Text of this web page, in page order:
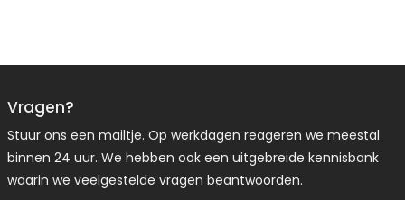
Vragen?
Stuur ons een mailtje. Op werkdagen reageren we meestal
binnen 24 uur. We hebben ook een uitgebreide kennisbank
waarin we veelgestelde vragen beantwoorden.